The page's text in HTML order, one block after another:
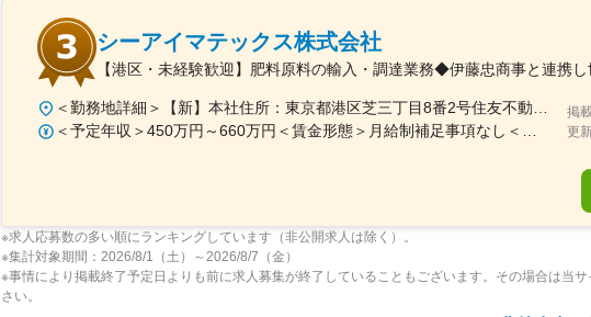
シーアイマテックス株式会社
【港区・未経験歓迎】肥料原料の輸入・調達業務◆伊藤忠商事と連携
＜勤務地詳細＞【新】本社住所：東京都港区芝三丁目8番2号住友不動産芝公園ファーストビル９階 勤務地最寄駅：都営地下鉄三田線／芝公園駅受動喫煙対策：屋内全面禁煙変更の範囲：会社の定める事業所
＜予定年収＞450万円～660万円＜賃金形態＞月給制補足事項なし＜賃金内訳＞月額（基本給）：280,000円～378,000円＜月給＞280,000円～378,000円＜昇給有無＞有＜残業手当＞有＜給与補足＞■賞与：年2回（6月/12月）■モデル年収：年収510万円 30歳（月給280,000円＋賞与）※時間外手当除く年収620万円 37歳（月給356,000円＋賞与）※時間外手当除く賃金はあくまでも目安の金額であり、選考を通じて上下する可能性があります。月給(月額)は固定手当を含めた表記です。
掲
更
※求人応募数の多い順にランキングしています（非公開求人は除く）。
※集計対象期間：2026/8/1（土）～2026/8/7（金）
※事情により掲載終了予定日よりも前に求人募集が終了していることもございます。その場合は当
さい。